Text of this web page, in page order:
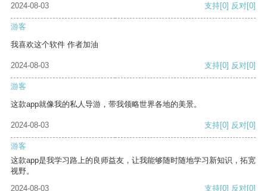
2024-08-03 支持[0] 反对[0]
游客
我喜欢这个软件 作者加油
2024-08-03 支持[0] 反对[0]
游客
这款app就像我的私人导游，带我领略世界各地的美景。
2024-08-03 支持[0] 反对[0]
游客
这款app是我学习路上的良师益友，让我能够随时随地学习新知识，拓宽
视野。
2024-08-03
支持[0] 反对[0]